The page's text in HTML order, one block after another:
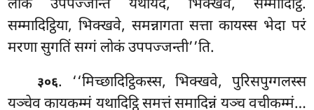
लोकं उपपज्जन्ति यथयिदं, भिक्खवे, सम्मादिट्ठि.
सम्मादिट्ठिया, भिक्खवे, समन्नागता सत्ता कायस्स भेदा परं
मरणा सुगतिं सग्गं लोकं उपपज्जन्ती’’ति.
३०६. ‘‘मिच्छादिट्ठिकस्स, भिक्खवे, पुरिसपुग्गलस्स
यञ्चेव कायकम्मं यथादिट्ठि समत्तं समादिन्नं यञ्च वचीकम्मं…